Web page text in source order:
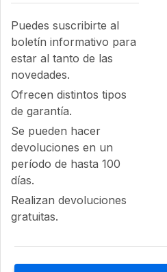
Puedes suscribirte al
boletín informativo para
estar al tanto de las
novedades.
Ofrecen distintos tipos
de garantía.
Se pueden hacer
devoluciones en un
período de hasta 100
días.
Realizan devoluciones
gratuitas.